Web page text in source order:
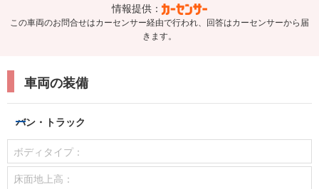
情報提供：
この車両のお問合せはカーセンサー経由で行われ、回答はカーセンサーから届
きます。
車両の装備
バン・トラック
ボディタイプ：
床面地上高：